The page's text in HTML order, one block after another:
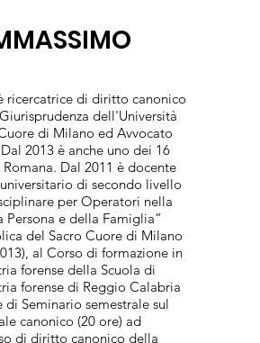
ricercatrice di diritto canonico
dell'Università
di Milano ed Avvocato
2013 è anche uno dei 16
Dal 2011 è docente
di secondo livello
per Operatori nella
Persona e della Famiglia”
del Sacro Cuore di Milano
al Corso di formazione in
forense della Scuola di
forense di Reggio Calabria
di Seminario semestrale sul
canonico (20 ore) ad
di diritto canonico della